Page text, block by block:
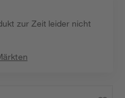
zur Zeit leider nicht